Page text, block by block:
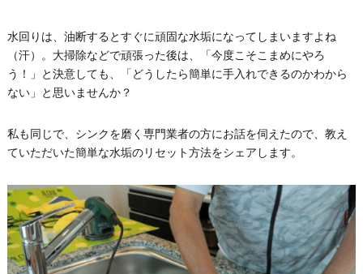
水回りは、油断するとすぐに頑固な水垢になってしまいますよね
（汗）。大掃除などで頑張った後は、「今度こそこまめにやろ
う！」と決意しても、「どうしたら簡単に手入れできるのかわから
ない」と思いませんか？
私も同じで、シンクを磨く専門業者の方にお話を伺えたので、教え
ていただいた簡単な水垢のリセット方法をシェアします。